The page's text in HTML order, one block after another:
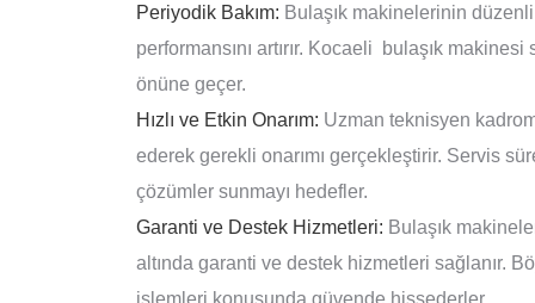
Periyodik Bakım: Bulaşık makinelerinin düzenli
performansını artırır. Kocaeli bulaşık
önüne geçer.
Hızlı ve Etkin Onarım: Uzman teknisyen
ederek gerekli onarımı gerçekleştirir. Servis
çözümler sunmayı hedefler.
Garanti ve Destek Hizmetleri: Bulaşık
altında garanti ve destek hizmetleri sağlanır.
işlemleri konusunda güvende hissederler